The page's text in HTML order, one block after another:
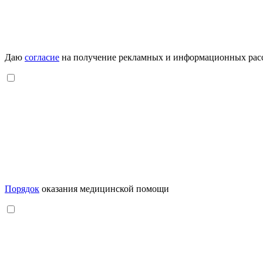
Даю согласие на получение рекламных и информационных
Порядок оказания медицинской помощи